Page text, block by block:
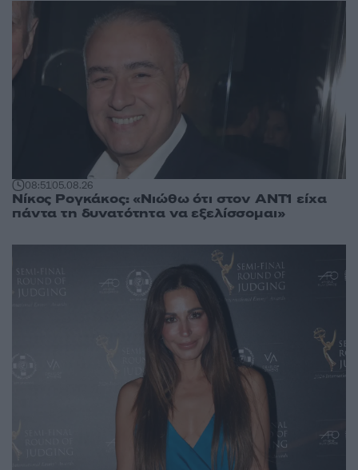
08:5105.08.26
Νίκος Ρογκάκος: «Νιώθω ότι στον ΑΝΤ1 είχα
πάντα τη δυνατότητα να εξελίσσομαι»